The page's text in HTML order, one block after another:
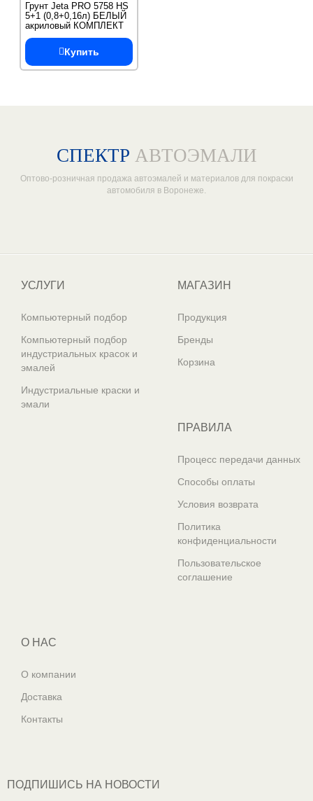
Грунт Jeta PRO 5758 HS
5+1 (0,8+0,16л) БЕЛЫЙ
акриловый КОМПЛЕКТ
Купить
СПЕКТР АВТОЭМАЛИ
Оптово-розничная продажа автоэмалей и материалов для покраски
автомобиля в Воронеже.
УСЛУГИ
Компьютерный подбор
Компьютерный подбор
индустриальных красок и
эмалей
Индустриальные краски и
эмали
МАГАЗИН
Продукция
Бренды
Корзина
ПРАВИЛА
Процесс передачи данных
Способы оплаты
Условия возврата
Политика
конфиденциальности
Пользовательское
соглашение
О НАС
О компании
Доставка
Контакты
ПОДПИШИСЬ НА НОВОСТИ